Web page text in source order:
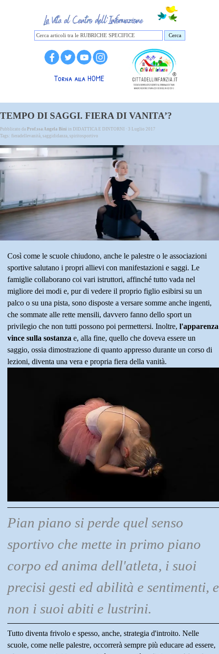
Cerca
Torna alla HOME
TEMPO DI SAGGI. FIERA DI VANITA’?
Pubblicato da Prof.ssa Angela Bini in DIDATTICA E DINTORNI
· 3 Luglio 2017
Tags: fieradellevanità, saggididanza, spiritosportivo
Così come le scuole chiudono, anche le palestre o le associazioni
sportive salutano i propri allievi con manifestazioni e saggi. Le
famiglie collaborano coi vari istruttori, affinché tutto vada nel
migliore dei modi e, pur di vedere il proprio figlio esibirsi su un
palco o su una pista, sono disposte a versare somme anche ingenti,
che sommate alle rette mensili, davvero fanno dello sport un
privilegio che non tutti possono poi permettersi. Inoltre, l'apparenza
vince sulla sostanza e, alla fine, quello che doveva essere un
saggio, ossia dimostrazione di quanto appresso durante un corso di
lezioni, diventa una vera e propria fiera della vanità.
Pian piano si perde quel senso
sportivo che mette in primo piano
corpo ed anima dell'atleta, i suoi
precisi gesti ed abilità e sentimenti, e
non i suoi abiti e lustrini.
Tutto diventa frivolo e spesso, anche, strategia d'introito. Nelle
scuole, come nelle palestre, occorrerà sempre più educare ad essere,